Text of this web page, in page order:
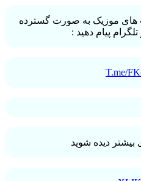
های موزیک به صورت گسترده
پیام دهید :
T.me/
دیده شوید